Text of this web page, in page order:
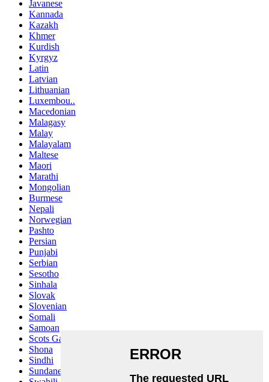
Javanese
Kannada
Kazakh
Khmer
Kurdish
Kyrgyz
Latin
Latvian
Lithuanian
Luxembou..
Macedonian
Malagasy
Malay
Malayalam
Maltese
Maori
Marathi
Mongolian
Burmese
Nepali
Norwegian
Pashto
Persian
Punjabi
Serbian
Sesotho
Sinhala
Slovak
Slovenian
Somali
Samoan
Scots Gaelic
Shona
Sindhi
Sundanese